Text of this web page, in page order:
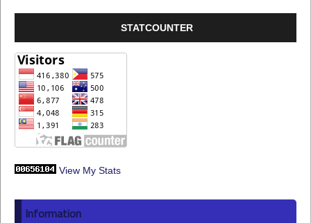
STATCOUNTER
View My Stats
Information